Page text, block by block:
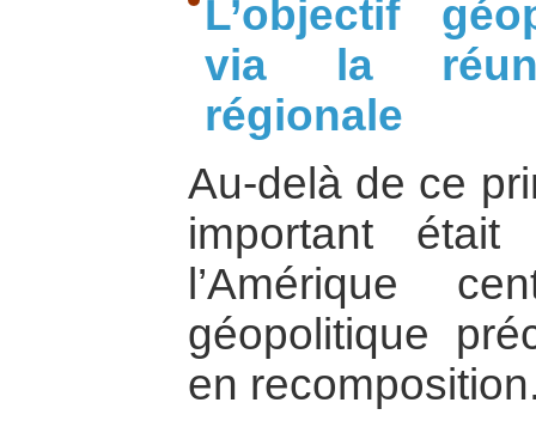
L’objectif
via la
régionale
Au-delà de ce
important
l’Amérique
géopolitique
en